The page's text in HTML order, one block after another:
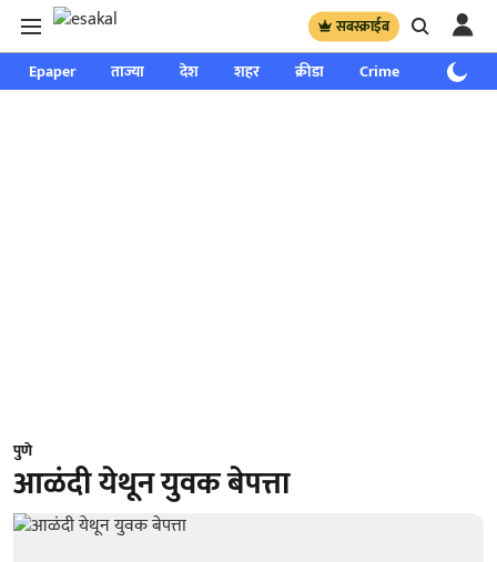
सबस्क्राईब
Epaper ताज्या देश शहर क्रीडा Crime साप्ताहिक
पुणे
आळंदी येथून युवक बेपत्ता